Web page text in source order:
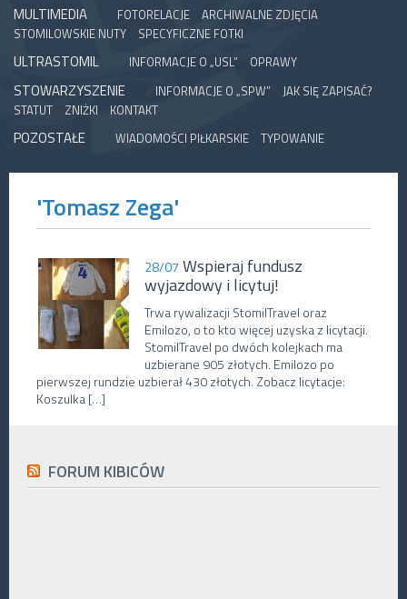
MULTIMEDIA FOTORELACJE
ARCHIWALNE ZDJĘCIA
STOMILOWSKIE NUTY
SPECYFICZNE FOTKI
ULTRASTOMIL INFORMACJE O „USL” OPRAWY
STOWARZYSZENIE INFORMACJE O „SPW”
JAK SIĘ ZAPISAĆ?
STATUT
ZNIŻKI KONTAKT
POZOSTAŁE WIADOMOŚCI PIŁKARSKIE TYPOWANIE
'Tomasz Zega'
28/07 Wspieraj fundusz
wyjazdowy i licytuj!
Trwa rywalizacji StomilTravel oraz
Emilozo, o to kto więcej uzyska z licytacji.
StomilTravel po dwóch kolejkach ma
uzbierane 905 złotych. Emilozo po
pierwszej rundzie uzbierał 430 złotych. Zobacz licytacje:
Koszulka […]
FORUM KIBICÓW